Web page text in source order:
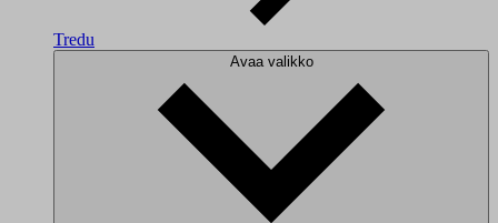
Tredu
Avaa valikko